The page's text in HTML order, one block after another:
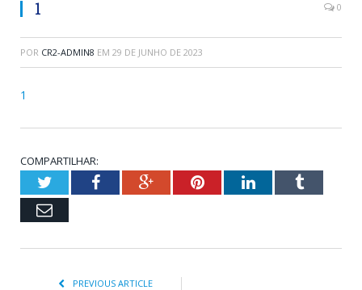
1 0
POR CR2-ADMIN8 EM 29 DE JUNHO DE 2023
1
COMPARTILHAR:
TwitterFacebookGoogle+PinterestLinkedInTumblr
Email
PREVIOUS ARTICLE